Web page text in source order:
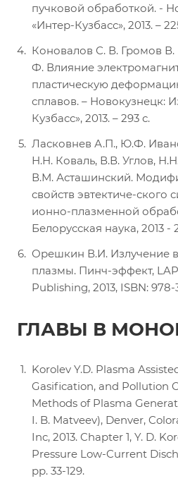
пучковой обработкой. -
«Интер-Кузбасс», 2013. –
Коновалов С. В. Громов
Ф. Влияние
пластическую
сплавов. – Новокузнецк:
Кузбасс», 2013. – 293 с.
Ласковнев А.П., Ю.Ф.
Н.Н. Коваль, В.В. Углов,
В.М. Асташинский.
свойств эвтектиче-ского
ионно-плазменной
Белорусская наука, 2013 -
Орешкин В.И. Излучение
плазмы. Пинч-эффект,
Publishing, 2013, ISBN: 978-
ГЛАВЫ В
Korolev Y.D. Plasma
Gasification, and Pollution
Methods of Plasma
I. B. Matveev), Denver,
Inc, 2013. Chapter 1, Y. D.
Pressure Low-Current
pp. 33-129.